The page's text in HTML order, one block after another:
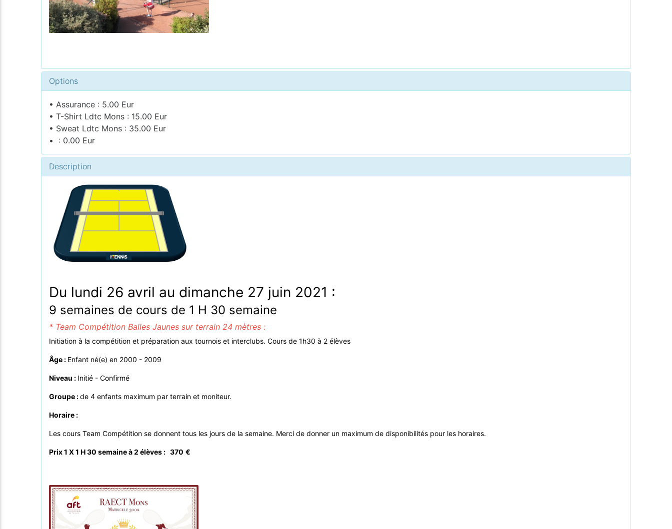
Options
• Assurance : 5.00 Eur
• T-Shirt Ldtc Mons : 15.00 Eur
• Sweat Ldtc Mons : 35.00 Eur
• : 0.00 Eur
Description
Du lundi 26 avril au dimanche 27 juin 2021 :
9 semaines de cours de 1 H 30 semaine
* Team Compétition Balles Jaunes sur terrain 24 mètres :
Initiation à la compétition et préparation aux tournois et interclubs. Cours de 1h30 à 2 élèves
Âge : Enfant né(e) en 2000 - 2009
Niveau : Initié - Confirmé
Groupe :de 4 enfants maximum par terrain et moniteur.
Horaire :
Les cours Team Compétition se donnent tous les jours de la semaine. Merci de donner un maximum de disponibilités pour les horaires.
Prix 1 X 1 H 30 semaine à 2 élèves : 370 €